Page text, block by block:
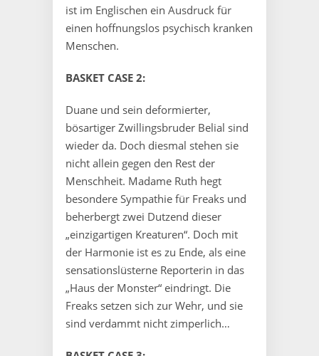
ist im Englischen ein Ausdruck für
einen hoffnungslos psychisch kranken
Menschen.
BASKET CASE 2:
Duane und sein deformierter,
bösartiger Zwillingsbruder Belial sind
wieder da. Doch diesmal stehen sie
nicht allein gegen den Rest der
Menschheit. Madame Ruth hegt
besondere Sympathie für Freaks und
beherbergt zwei Dutzend dieser
„einzigartigen Kreaturen“. Doch mit
der Harmonie ist es zu Ende, als eine
sensationslüsterne Reporterin in das
„Haus der Monster“ eindringt. Die
Freaks setzen sich zur Wehr, und sie
sind verdammt nicht zimperlich…